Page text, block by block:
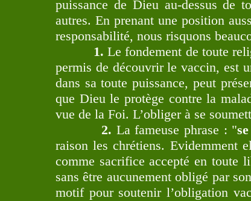
puissance de Dieu au-dessus de
autres. En prenant une position
responsabilité, nous risquons
1.Le fondement de toute
permis de découvrir le vaccin, est
dans sa toute puissance, peut
que Dieu le protège contre la
vue de la Foi. L’obliger à se
2. La fameuse phrase : "
raison les chrétiens. Evidemment
comme sacrifice accepté en toute
sans être aucunement obligé par
motif pour soutenir l’obligation